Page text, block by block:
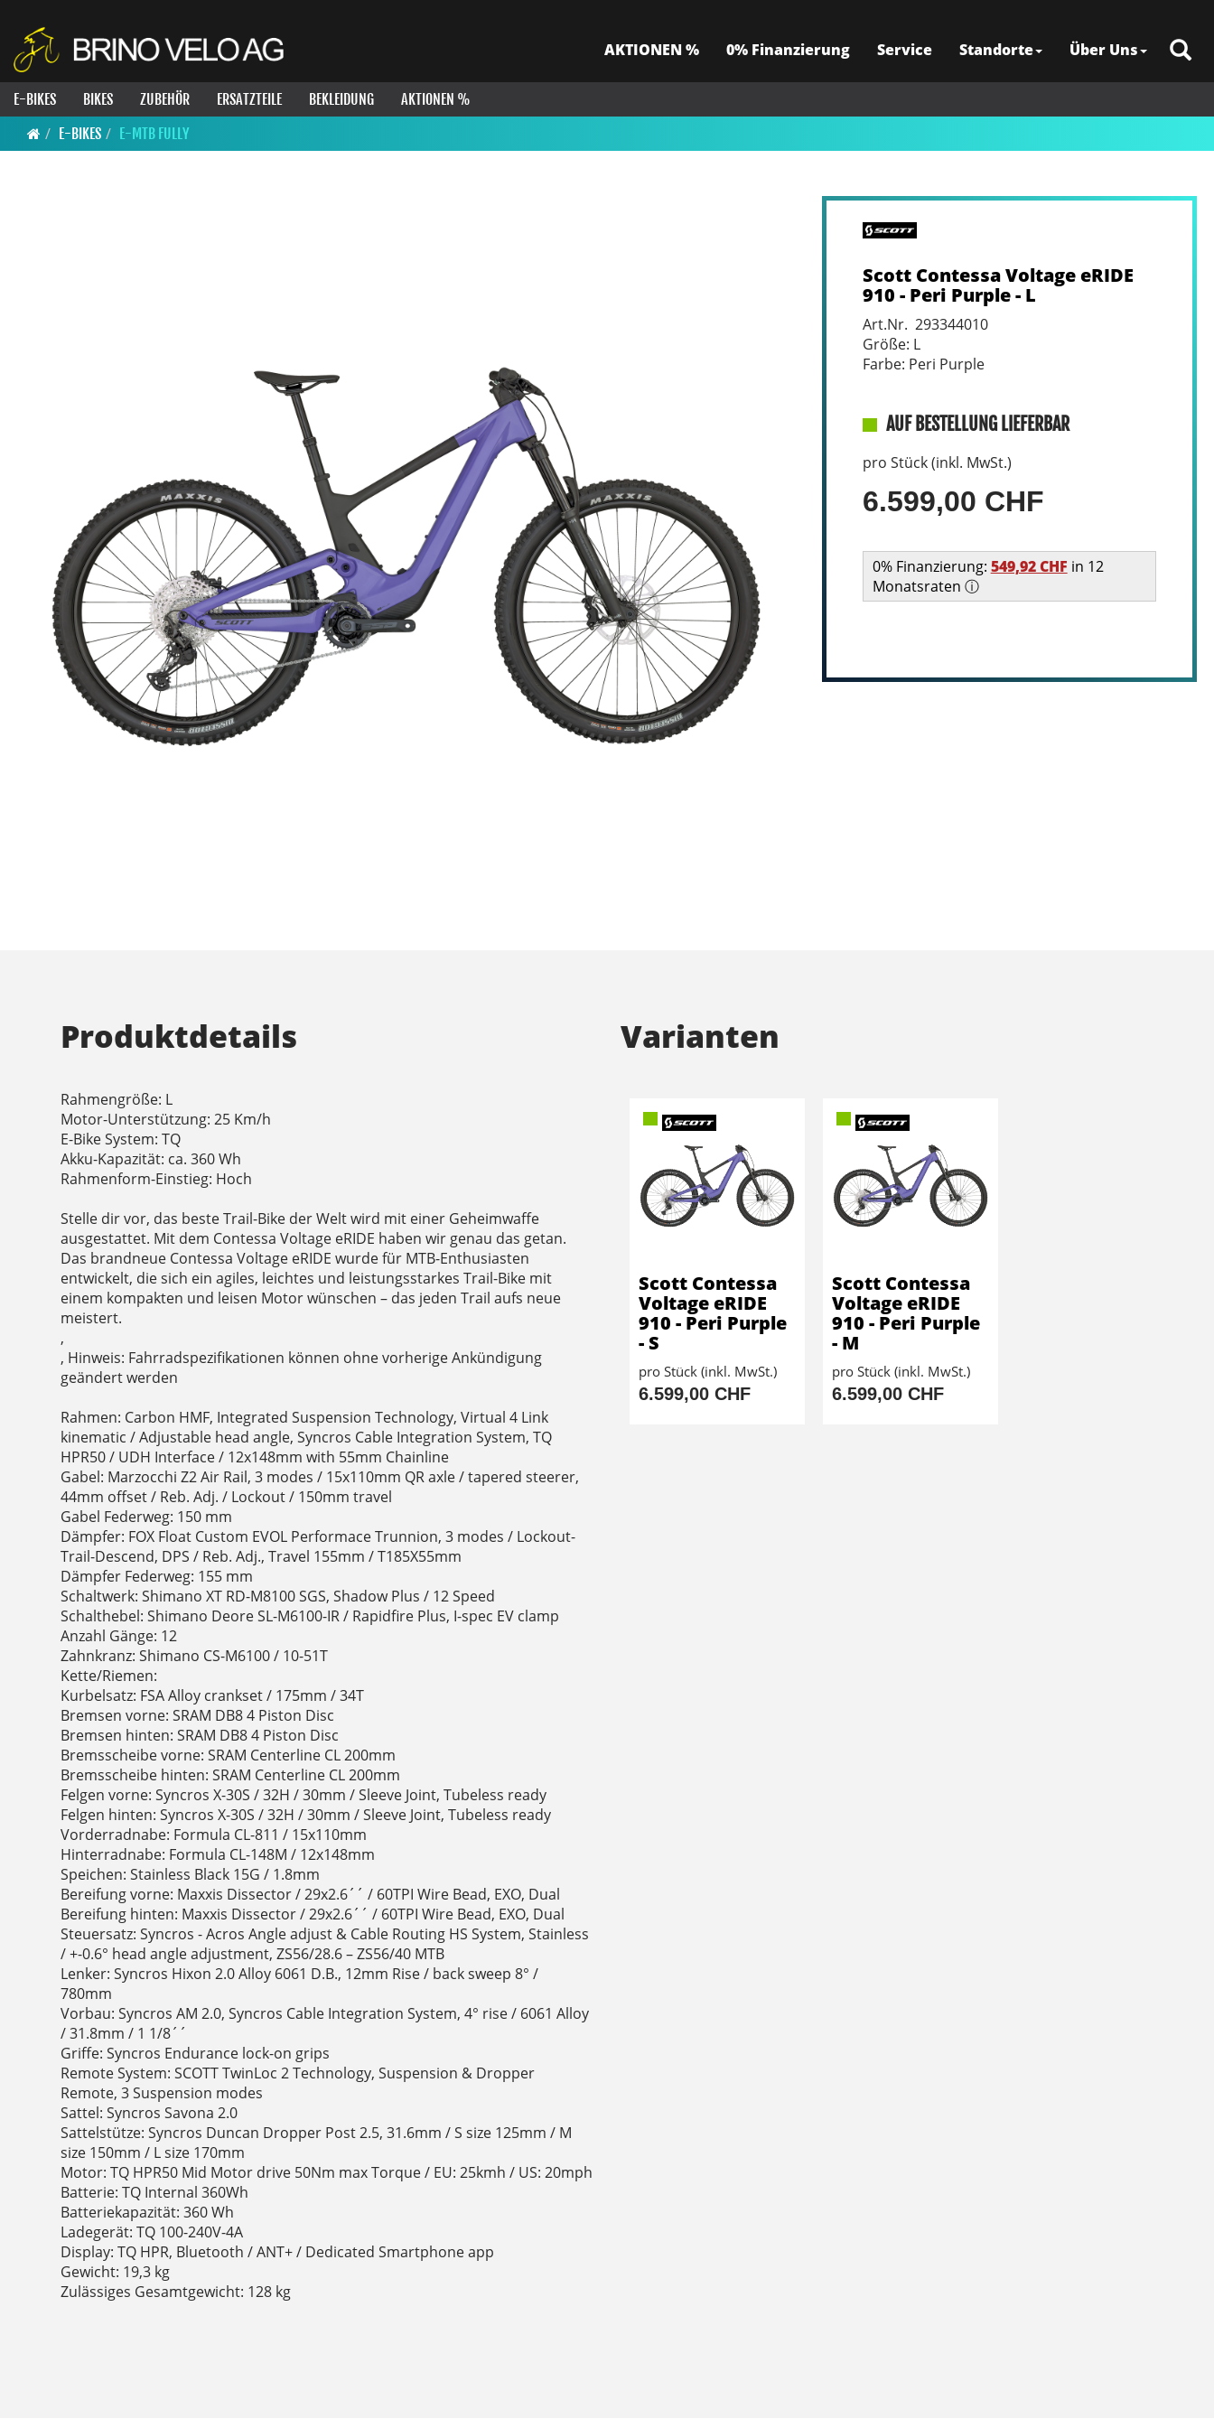
AKTIONEN % 0% Finanzierung Service Standorte Über Uns
E-BIKES BIKES ZUBEHÖR ERSATZTEILE BEKLEIDUNG
AKTIONEN %
E-BIKES
E-MTB FULLY
Scott Contessa Voltage eRIDE
910 - Peri Purple - L
Art.Nr. 293344010
Größe: L
Farbe: Peri Purple
AUF BESTELLUNG LIEFERBAR
pro Stück (inkl. MwSt.)
6.599,00 CHF
0% Finanzierung: 549,92 CHF in 12
Monatsraten ⓘ
Produktdetails
Rahmengröße: L
Motor-Unterstützung: 25 Km/h
E-Bike System: TQ
Akku-Kapazität: ca. 360 Wh
Rahmenform-Einstieg: Hoch
Stelle dir vor, das beste Trail-Bike der Welt wird mit einer Geheimwaffe
ausgestattet. Mit dem Contessa Voltage eRIDE haben wir genau das getan.
Das brandneue Contessa Voltage eRIDE wurde für MTB-Enthusiasten
entwickelt, die sich ein agiles, leichtes und leistungsstarkes Trail-Bike mit
einem kompakten und leisen Motor wünschen – das jeden Trail aufs neue
meistert.
,
, Hinweis: Fahrradspezifikationen können ohne vorherige Ankündigung
geändert werden
Rahmen: Carbon HMF, Integrated Suspension Technology, Virtual 4 Link
kinematic / Adjustable head angle, Syncros Cable Integration System, TQ
HPR50 / UDH Interface / 12x148mm with 55mm Chainline
Gabel: Marzocchi Z2 Air Rail, 3 modes / 15x110mm QR axle / tapered steerer,
44mm offset / Reb. Adj. / Lockout / 150mm travel
Gabel Federweg: 150 mm
Dämpfer: FOX Float Custom EVOL Performace Trunnion, 3 modes / Lockout-
Trail-Descend, DPS / Reb. Adj., Travel 155mm / T185X55mm
Dämpfer Federweg: 155 mm
Schaltwerk: Shimano XT RD-M8100 SGS, Shadow Plus / 12 Speed
Schalthebel: Shimano Deore SL-M6100-IR / Rapidfire Plus, I-spec EV clamp
Anzahl Gänge: 12
Zahnkranz: Shimano CS-M6100 / 10-51T
Kette/Riemen:
Kurbelsatz: FSA Alloy crankset / 175mm / 34T
Bremsen vorne: SRAM DB8 4 Piston Disc
Bremsen hinten: SRAM DB8 4 Piston Disc
Bremsscheibe vorne: SRAM Centerline CL 200mm
Bremsscheibe hinten: SRAM Centerline CL 200mm
Felgen vorne: Syncros X-30S / 32H / 30mm / Sleeve Joint, Tubeless ready
Felgen hinten: Syncros X-30S / 32H / 30mm / Sleeve Joint, Tubeless ready
Vorderradnabe: Formula CL-811 / 15x110mm
Hinterradnabe: Formula CL-148M / 12x148mm
Speichen: Stainless Black 15G / 1.8mm
Bereifung vorne: Maxxis Dissector / 29x2.6´´ / 60TPI Wire Bead, EXO, Dual
Bereifung hinten: Maxxis Dissector / 29x2.6´´ / 60TPI Wire Bead, EXO, Dual
Steuersatz: Syncros - Acros Angle adjust & Cable Routing HS System, Stainless
/ +-0.6° head angle adjustment, ZS56/28.6 – ZS56/40 MTB
Lenker: Syncros Hixon 2.0 Alloy 6061 D.B., 12mm Rise / back sweep 8° /
780mm
Vorbau: Syncros AM 2.0, Syncros Cable Integration System, 4° rise / 6061 Alloy
/ 31.8mm / 1 1/8´´
Griffe: Syncros Endurance lock-on grips
Remote System: SCOTT TwinLoc 2 Technology, Suspension & Dropper
Remote, 3 Suspension modes
Sattel: Syncros Savona 2.0
Sattelstütze: Syncros Duncan Dropper Post 2.5, 31.6mm / S size 125mm / M
size 150mm / L size 170mm
Motor: TQ HPR50 Mid Motor drive 50Nm max Torque / EU: 25kmh / US: 20mph
Batterie: TQ Internal 360Wh
Batteriekapazität: 360 Wh
Ladegerät: TQ 100-240V-4A
Display: TQ HPR, Bluetooth / ANT+ / Dedicated Smartphone app
Gewicht: 19,3 kg
Zulässiges Gesamtgewicht: 128 kg
Varianten
Scott Contessa
Voltage eRIDE
910 - Peri Purple
- S
pro Stück (inkl. MwSt.)
6.599,00 CHF
Scott Contessa
Voltage eRIDE
910 - Peri Purple
- M
pro Stück (inkl. MwSt.)
6.599,00 CHF